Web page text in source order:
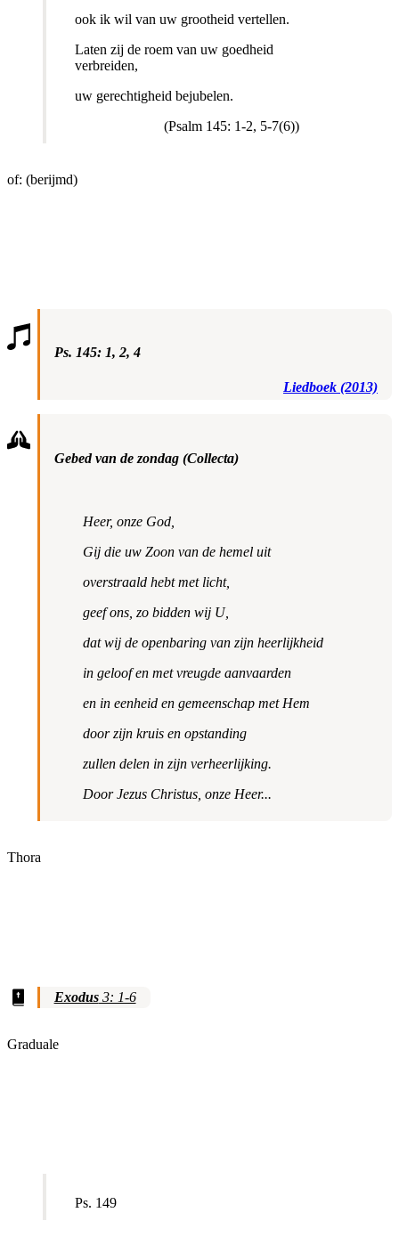
ook ik wil van uw grootheid vertellen.
Laten zij de roem van uw goedheid
verbreiden,
uw gerechtigheid bejubelen.
(Psalm 145: 1-2, 5-7(6))
of: (berijmd)
Ps. 145: 1, 2, 4
Liedboek (2013)
Gebed van de zondag (Collecta)
Heer, onze God,
Gij die uw Zoon van de hemel uit
overstraald hebt met licht,
geef ons, zo bidden wij U,
dat wij de openbaring van zijn heerlijkheid
in geloof en met vreugde aanvaarden
en in eenheid en gemeenschap met Hem
door zijn kruis en opstanding
zullen delen in zijn verheerlijking.
Door Jezus Christus, onze Heer...
Thora
Exodus3: 1-6
Graduale
Ps. 149